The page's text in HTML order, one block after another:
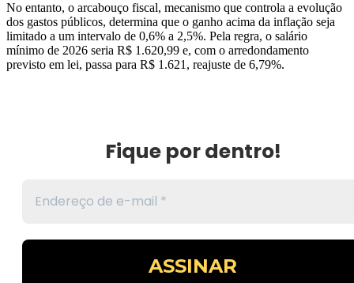
No entanto, o arcabouço fiscal, mecanismo que controla a evolução
dos gastos públicos, determina que o ganho acima da inflação seja
limitado a um intervalo de 0,6% a 2,5%. Pela regra, o salário
mínimo de 2026 seria R$ 1.620,99 e, com o arredondamento
previsto em lei, passa para R$ 1.621, reajuste de 6,79%.
Fique por dentro!